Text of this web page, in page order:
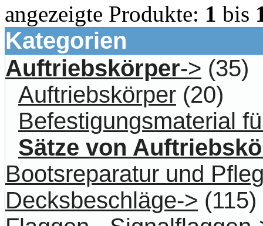
angezeigte Produkte: 1 bis
Kategorien
Auftriebskörper-> (35)
Auftriebskörper (20)
Befestigungsmaterial
Sätze von
Bootsreparatur und
Decksbeschläge-> (115)